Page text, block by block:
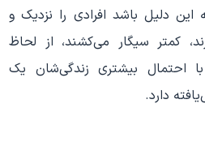
دلیل باشد افرادی را نزدیک و
کمتر سیگار می‌‌کشند، از لحاظ
احتمال بیشتری زندگی‌شان یک
دارد.